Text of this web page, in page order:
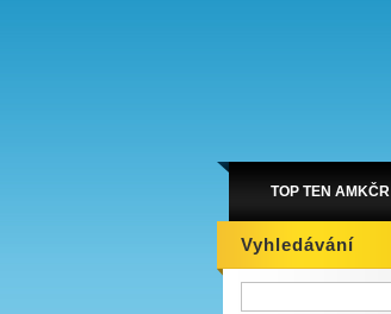
TOP TEN AMKČR
Vyhledávání